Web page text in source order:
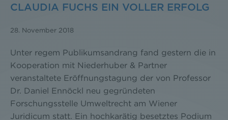
CLAUDIA FUCHS EIN VOLLER ERFOLG
28. November 2018
Unter regem Publikumsandrang fand gestern die in
Kooperation mit Niederhuber & Partner
veranstaltete Eröffnungstagung der von Professor
Dr. Daniel Ennöckl neu gegründeten
Forschungsstelle Umweltrecht am Wiener
Juridicum statt. Ein hochkarätig besetztes Podium